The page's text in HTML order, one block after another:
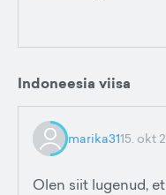
Indoneesia viisa
marika3115. okt
Olen siit lugenud,